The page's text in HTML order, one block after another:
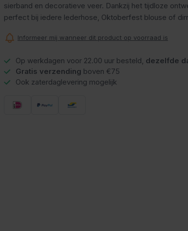
sierband en decoratieve veer. Dankzij het tijdloze
perfect bij iedere lederhose, Oktoberfest blouse of
Informeer mij wanneer dit product op voorraad is
Op werkdagen voor 22.00 uur besteld, dezelfde
Gratis verzending boven €75
Ook zaterdaglevering mogelijk